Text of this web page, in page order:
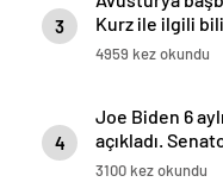
3
Kurz ile ilgili
4959 kez okundu
4
Joe Biden 6
açıkladı.
3100 kez okundu